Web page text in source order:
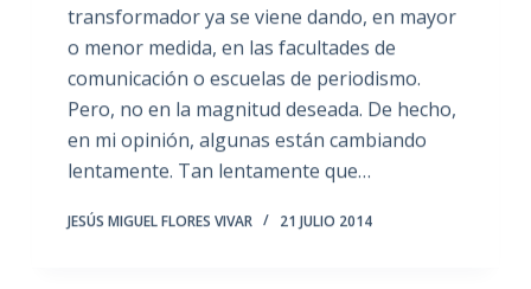
transformador ya se viene dando, en mayor
o menor medida, en las facultades de
comunicación o escuelas de periodismo.
Pero, no en la magnitud deseada. De hecho,
en mi opinión, algunas están cambiando
lentamente. Tan lentamente que…
JESÚS MIGUEL FLORES VIVAR 21 JULIO 2014